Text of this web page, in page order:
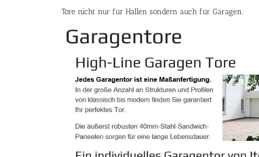
Tore nicht nur für Hallen sondern auch für Garagen: